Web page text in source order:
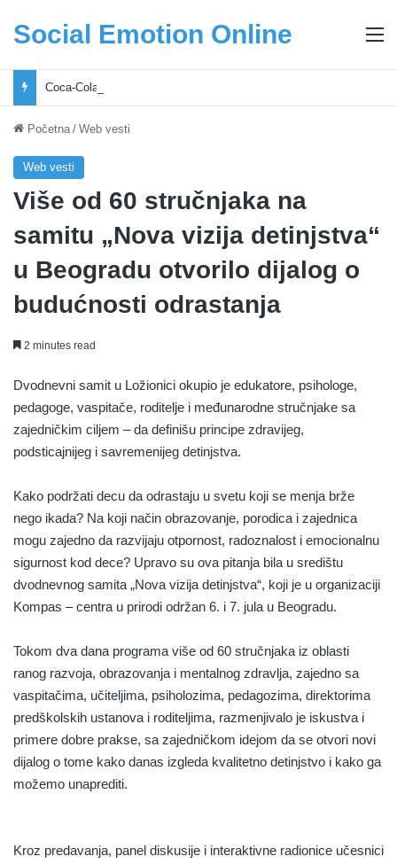
Social Emotion Online
Početna / Web vesti
Web vesti
Više od 60 stručnjaka na
samitu „Nova vizija detinjstva“
u Beogradu otvorilo dijalog o
budućnosti odrastanja
2 minutes read
Dvodnevni samit u Ložionici okupio je edukatore, psihologe,
pedagoge, vaspitače, roditelje i međunarodne stručnjake sa
zajedničkim ciljem – da definišu principe zdravijeg,
podsticajnijeg i savremenijeg detinjstva.
Kako podržati decu da odrastaju u svetu koji se menja brže
nego ikada? Na koji način obrazovanje, porodica i zajednica
mogu zajedno da razvijaju otpornost, radoznalost i emocionalnu
sigurnost kod dece? Upravo su ova pitanja bila u središtu
dvodnevnog samita „Nova vizija detinjstva“, koji je u organizaciji
Kompas – centra u prirodi održan 6. i 7. jula u Beogradu.
Tokom dva dana programa više od 60 stručnjaka iz oblasti
ranog razvoja, obrazovanja i mentalnog zdravlja, zajedno sa
vaspitačima, učiteljima, psiholozima, pedagozima, direktorima
predškolskih ustanova i roditeljima, razmenjivalo je iskustva i
primere dobre prakse, sa zajedničkom idejom da se otvori novi
dijalog o tome kako danas izgleda kvalitetno detinjstvo i kako ga
možemo unaprediti.
Kroz predavanja, panel diskusije i interaktivne radionice učesnici